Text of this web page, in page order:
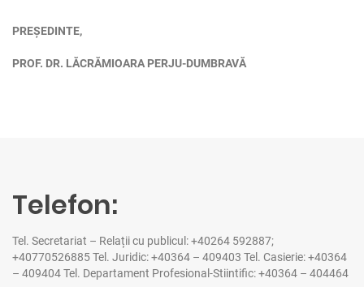
PREȘEDINTE,
PROF. DR. LĂCRĂMIOARA PERJU-DUMBRAVĂ
Telefon:
Tel. Secretariat – Relații cu publicul: ‪+40264 592887;
+40770526885Tel. Juridic:+40364 – 409403 Tel. Casierie:+40364
– 409404Tel. Departament Profesional-Stiintific:+40364 – 404464